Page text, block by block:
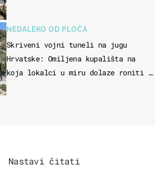
NEDALEKO OD PLOČA
Skriveni vojni tuneli na jugu
Hrvatske: Omiljena kupališta na
koja lokalci u miru dolaze roniti i
Nastavi čitati